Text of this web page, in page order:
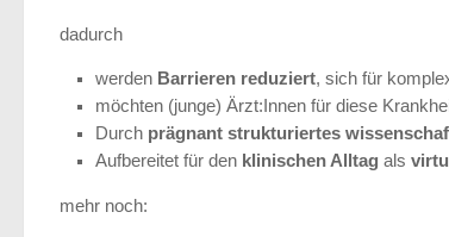
dadurch
werden Barrieren reduziert, sich für
möchten (junge) Ärzt:Innen für diese
Durch prägnant strukturiertes
Aufbereitet für den klinischen Alltag als
mehr noch: